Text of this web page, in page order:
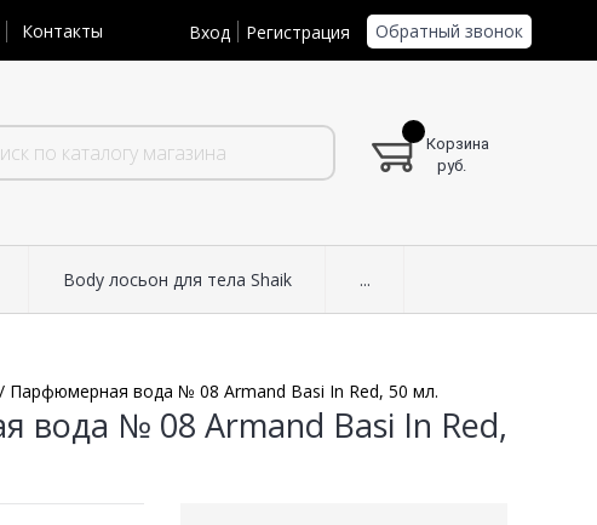
Контакты Вход Регистрация Обратный звонок
Корзина
руб.
Body лосьон для тела Shaik ...
Парфюмерная вода № 08 Armand Basi In Red, 50 мл.
вода № 08 Armand Basi In Red,